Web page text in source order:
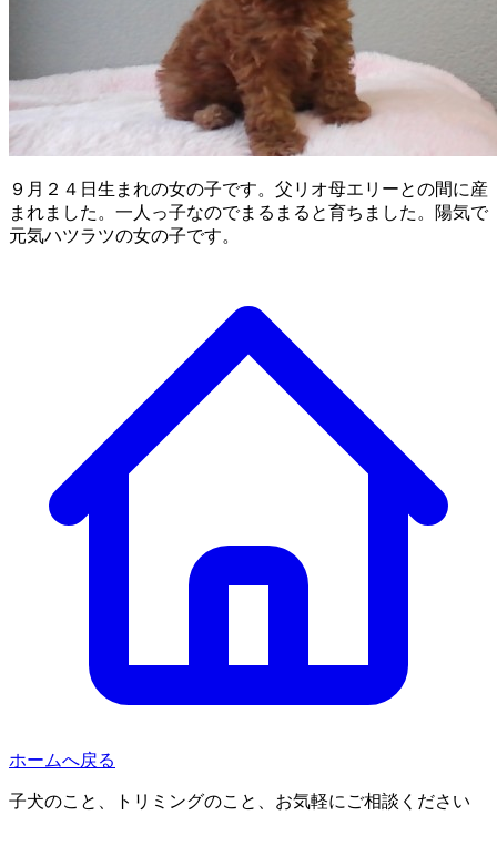
９月２４日生まれの女の子です。父リオ母エリーとの間に産
まれました。一人っ子なのでまるまると育ちました。陽気で
元気ハツラツの女の子です。
ホームへ戻る
子犬のこと、トリミングのこと、お気軽にご相談ください